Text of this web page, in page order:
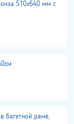
510х640 мм с
багетной раме,